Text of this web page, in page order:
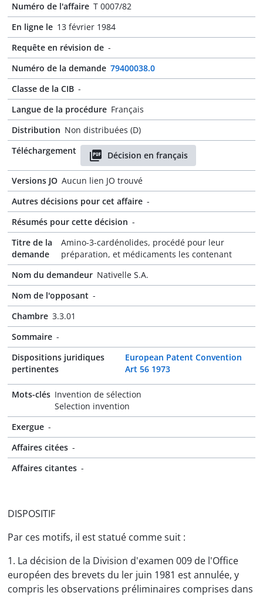
Numéro de l'affaire T 0007/82
En ligne le 13 février 1984
Requête en révision de -
Numéro de la demande 79400038.0
Classe de la CIB -
Langue de la procédure Français
Distribution Non distribuées (D)
Téléchargement
Décision en français
Versions JO Aucun lien JO trouvé
Autres décisions pour cet affaire -
Résumés pour cette décision -
Titre de la
demande
Amino-3-cardénolides, procédé pour leur
préparation, et médicaments les contenant
Nom du demandeur Nativelle S.A.
Nom de l'opposant -
Chambre 3.3.01
Sommaire -
Dispositions juridiques
pertinentes
European Patent Convention
Art 56 1973
Mots-clés Invention de sélection
Selection invention
Exergue -
Affaires citées -
Affaires citantes -
DISPOSITIF
Par ces motifs, il est statué comme suit :
1. La décision de la Division d'examen 009 de l'Office
européen des brevets du ler juin 1981 est annulée, y
compris les observations préliminaires comprises dans